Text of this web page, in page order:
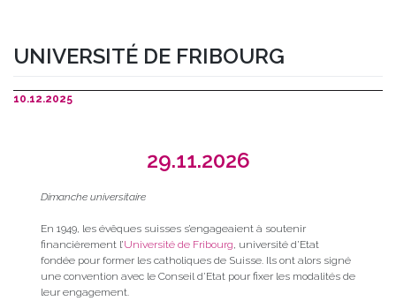
UNIVERSITÉ DE FRIBOURG
10.12.2025
29.11.2026
Dimanche universitaire
En 1949, les évêques suisses s’engageaient à soutenir
financièrement l’Université de Fribourg, université d’Etat
fondée pour former les catholiques de Suisse. Ils ont alors signé
une convention avec le Conseil d’Etat pour fixer les modalités de
leur engagement.